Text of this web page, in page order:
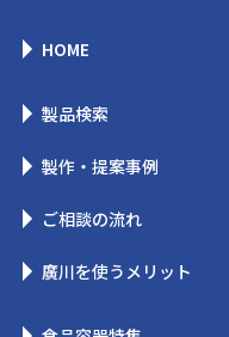
HOME
製品検索
製作・提案事例
ご相談の流れ
廣川を使うメリット